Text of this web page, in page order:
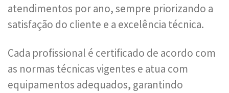
atendimentos por ano, sempre priorizando a
satisfação do cliente e a excelência técnica.
Cada profissional é certificado de acordo com
as normas técnicas vigentes e atua com
equipamentos adequados, garantindo